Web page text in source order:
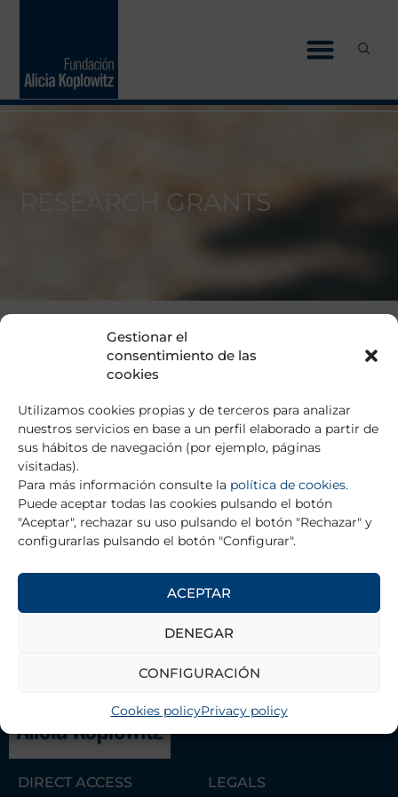
Gestionar el
consentimiento de las
cookies
Utilizamos cookies propias y de terceros para analizar
nuestros servicios en base a un perfil elaborado a partir de
sus hábitos de navegación (por ejemplo, páginas
visitadas).
Para más información consulte la política de cookies.
Puede aceptar todas las cookies pulsando el botón
"Aceptar", rechazar su uso pulsando el botón "Rechazar" y
configurarlas pulsando el botón "Configurar".
ACEPTAR
DENEGAR
CONFIGURACIÓN
Cookies policyPrivacy policy
RESEARCH GRANTS
Convocatorias
Formularios para informes
2026 CALL FOR RESEARCH PROJECT GRANTS
Terms and Conditions
Form
Management Team
Koplowitz Foundation
DIRECT ACCESS LEGALS